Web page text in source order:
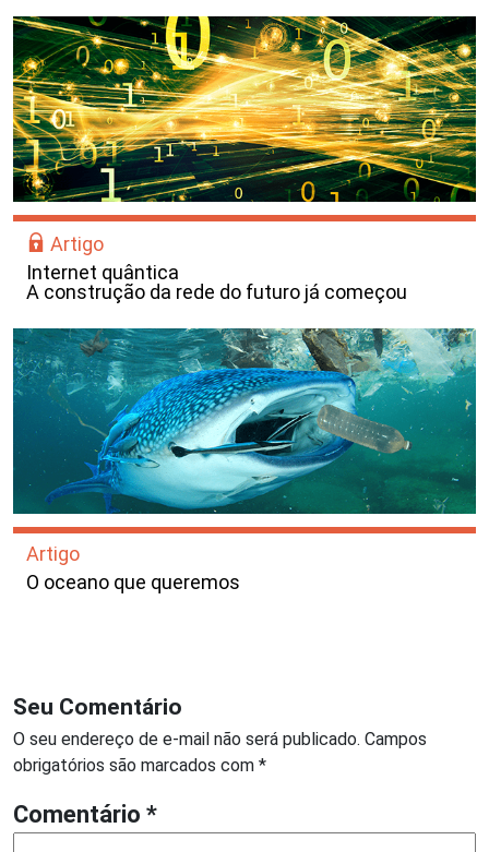
Artigo
Internet quântica
A construção da rede do futuro já começou
Artigo
O oceano que queremos
Seu Comentário
O seu endereço de e-mail não será publicado. Campos
obrigatórios são marcados com *
Comentário *